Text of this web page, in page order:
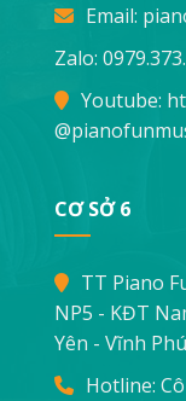
Email:
Zalo:
Youtube:
CƠ SỞ 6
TT Piano
NP5 - KĐT
Yên - Vĩnh
Hotline: